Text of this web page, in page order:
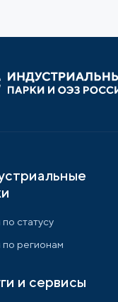
статусу
по регионам
и сервисы